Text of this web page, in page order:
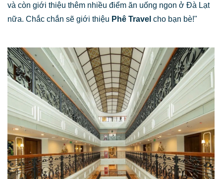
và còn giới thiệu thêm nhiều điểm ăn uống ngon ở Đà Lạt
nữa. Chắc chắn sẽ giới thiệu Phê Travel cho bạn bè!"